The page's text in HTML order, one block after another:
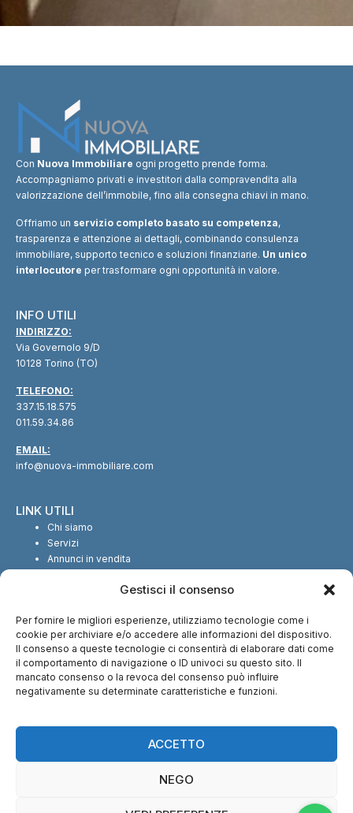
Gestisci il consenso
Per fornire le migliori esperienze, utilizziamo tecnologie come i
cookie per archiviare e/o accedere alle informazioni del dispositivo.
Il consenso a queste tecnologie ci consentirà di elaborare dati come
il comportamento di navigazione o ID univoci su questo sito. Il
mancato consenso o la revoca del consenso può influire
negativamente su determinate caratteristiche e funzioni.
ACCETTO
NEGO
Con Nuova Immobiliare ogni progetto prende forma.
Accompagniamo privati e investitori dalla compravendita alla
valorizzazione dell’immobile, fino alla consegna chiavi in mano.
Offriamo un servizio completo basato su competenza,
trasparenza e attenzione ai dettagli, combinando consulenza
immobiliare, supporto tecnico e soluzioni finanziarie. Un unico
interlocutore per trasformare ogni opportunità in valore.
INFO UTILI
INDIRIZZO:
Via Governolo 9/D
10128 Torino (TO)
TELEFONO:
337.15.18.575
011.59.34.86
EMAIL:
info@nuova-immobiliare.com
LINK UTILI
Chi siamo
Servizi
Annunci in vendita
SEGUICI SUI SOCIAL
CI TROVI ANCHE SU: